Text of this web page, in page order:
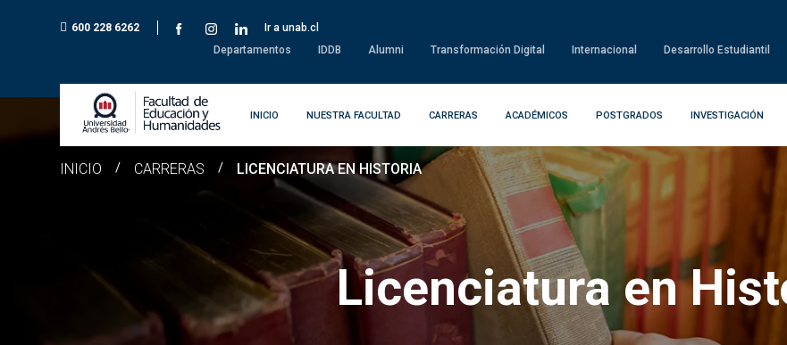
600 228 6262
Ir a unab.cl
Departamentos
IDDB Alumni Transformación Digital Internacional Desarrollo Estudiantil
INICIO NUESTRA FACULTAD CARRERAS ACADÉMICOS POSTGRADOS INVESTIGACIÓN
INICIO / CARRERAS / LICENCIATURA EN HISTORIA
Licenciatura en